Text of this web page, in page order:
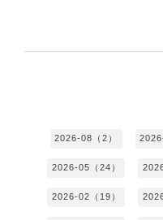
2026-08（2）
2026-05（24）
2026-02（19）